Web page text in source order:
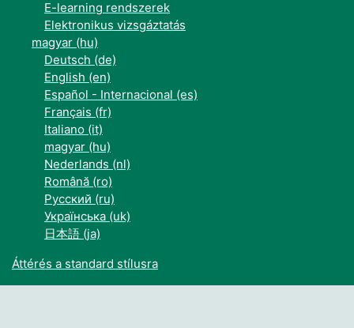
E-learning rendszerek
Elektronikus vizsgáztatás
magyar ‎(hu)‎
Deutsch ‎(de)‎
English ‎(en)‎
Español - Internacional ‎(es)‎
Français ‎(fr)‎
Italiano ‎(it)‎
magyar ‎(hu)‎
Nederlands ‎(nl)‎
Română ‎(ro)‎
Русский ‎(ru)‎
Українська ‎(uk)‎
日本語 ‎(ja)‎
Áttérés a standard stílusra